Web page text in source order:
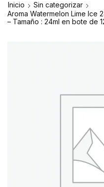
Inicio
Sin categorizar
Aroma Watermelon Lime Ice
– Tamaño : 24ml en bote de